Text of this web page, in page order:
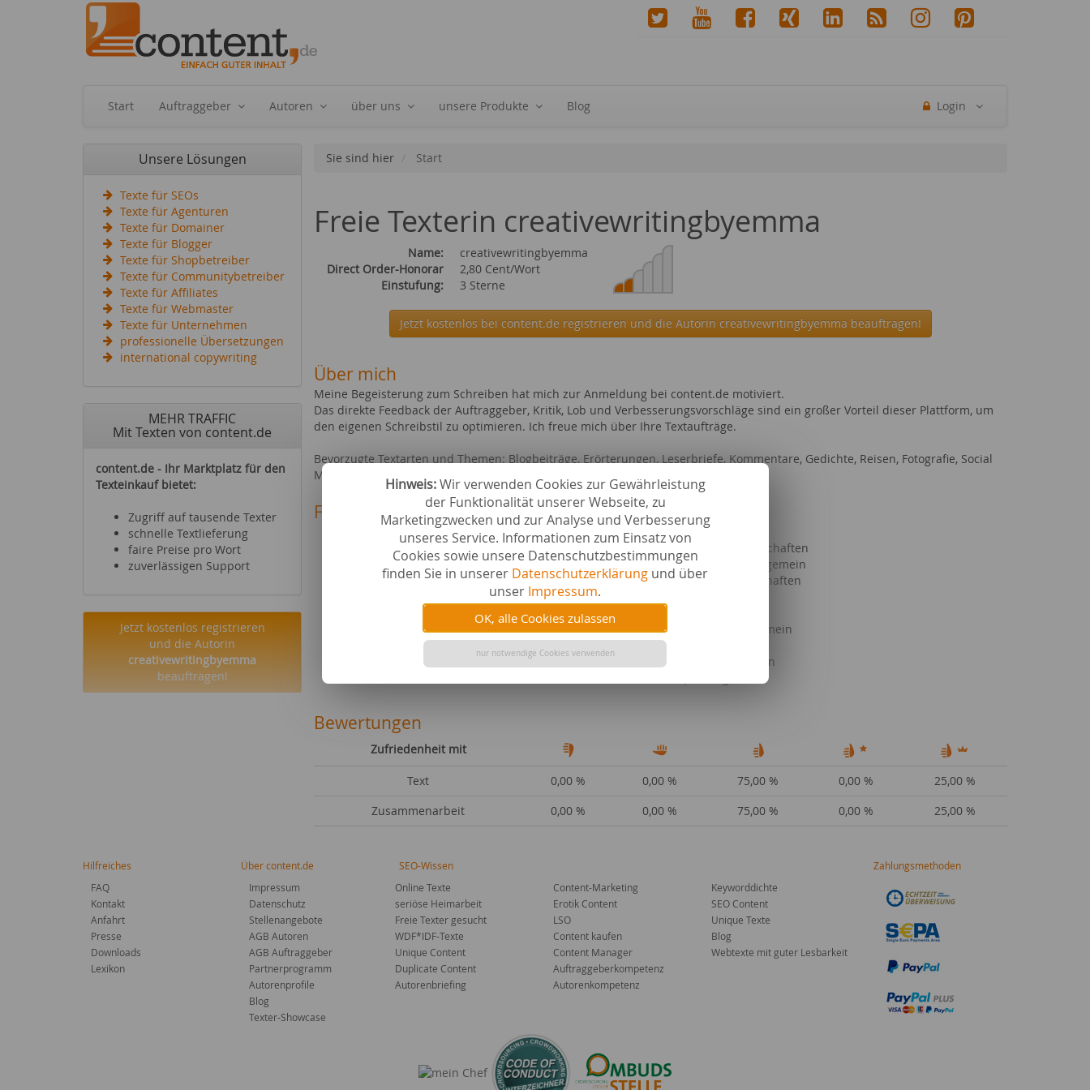
Hinweis:Wir verwenden Cookies zur Gewährleistung
der Funktionalität unserer Webseite, zu
Marketingzwecken und zur Analyse und Verbesserung
unseres Service. Informationen zum Einsatz von
Cookies sowie unsere Datenschutzbestimmungen
finden Sie in unserer Datenschutzerklärung und über
unser Impressum.
OK, alle Cookies zulassen
nur notwendige Cookies verwenden
Start Auftraggeber Autoren über uns unsere Produkte Blog Login
Unsere Lösungen
Texte für SEOs
Texte für Agenturen
Texte für Domainer
Texte für Blogger
Texte für Shopbetreiber
Texte für Communitybetreiber
Texte für Affiliates
Texte für Webmaster
Texte für Unternehmen
professionelle Übersetzungen
international copywriting
MEHR TRAFFIC
Mit Texten von content.de
content.de - Ihr Marktplatz für den
Texteinkauf bietet:
Zugriff auf tausende Texter
schnelle Textlieferung
faire Preise pro Wort
zuverlässigen Support
Jetzt kostenlos registrieren
und die Autorin
creativewritingbyemma
beauftragen!
Sie sind hier Start
Freie Texterin creativewritingbyemma
Name:
creativewritingbyemma
Direct Order-Honorar
2,80 Cent/Wort
Einstufung:
3 Sterne
Jetzt kostenlos bei content.de registrieren und die Autorin creativewritingbyemma beauftragen!
Über mich
Meine Begeisterung zum Schreiben hat mich zur Anmeldung bei content.de motiviert.
Das direkte Feedback der Auftraggeber, Kritik, Lob und Verbesserungsvorschläge sind ein großer Vorteil dieser Plattform, um
den eigenen Schreibstil zu optimieren. Ich freue mich über Ihre Textaufträge.
Bevorzugte Textarten und Themen: Blogbeiträge, Erörterungen, Leserbriefe, Kommentare, Gedichte, Reisen, Fotografie, Social
Media, Psychologie.
Fachgebiete bei content.de
Mode & Heimtextilien
Essen & Trinken
Haus- & Nutztiere
Familie & Kind
Liebe & Partnerschaften
Wissenschaft allgemein
Geisteswissenschaften
Ernährung allgemein
Medien allgemein
Bewertungen
Zufriedenheit mit
Text 0,00 % 0,00 % 75,00 % 0,00 %
25,00 %
Zusammenarbeit
0,00 % 0,00 % 75,00 % 0,00 % 25,00 %
Hilfreiches
FAQ
Kontakt
Anfahrt
Presse
Downloads
Lexikon
Über content.de
Impressum
Datenschutz
Stellenangebote
AGB Autoren
AGB Auftraggeber
Partnerprogramm
Autorenprofile
Blog
Texter-Showcase
SEO-Wissen
Online Texte
seriöse Heimarbeit
Freie Texter gesucht
WDF*IDF-Texte
Unique Content
Duplicate Content
Autorenbriefing
Content-Marketing
Erotik Content
LSO
Content kaufen
Content Manager
Auftraggeberkompetenz
Autorenkompetenz
Keyworddichte
SEO Content
Unique Texte
Blog
Webtexte mit guter Lesbarkeit
Zahlungsmethoden